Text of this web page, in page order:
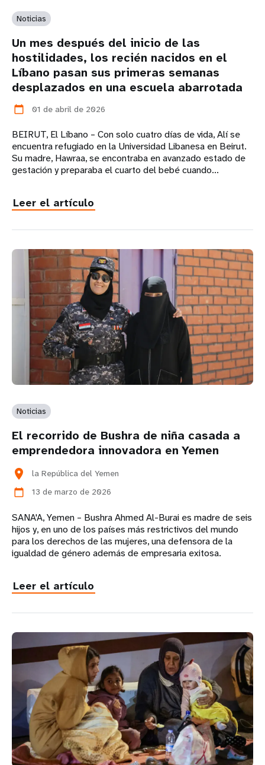
Noticias
Un mes después del inicio de las
hostilidades, los recién nacidos en el
Líbano pasan sus primeras semanas
desplazados en una escuela abarrotada
calendar_today 01 de abril de 2026
BEIRUT, El Líbano – Con solo cuatro días de vida, Alí se
encuentra refugiado en la Universidad Libanesa en Beirut.
Su madre, Hawraa, se encontraba en avanzado estado de
gestación y preparaba el cuarto del bebé cuando...
Leer el artículo
Noticias
El recorrido de Bushra de niña casada a
emprendedora innovadora en Yemen
location_on
la República del Yemen
calendar_today
13 de marzo de 2026
SANA'A, Yemen – Bushra Ahmed Al-Burai es madre de seis
hijos y, en uno de los países más restrictivos del mundo
para los derechos de las mujeres, una defensora de la
igualdad de género además de empresaria exitosa.
Leer el artículo